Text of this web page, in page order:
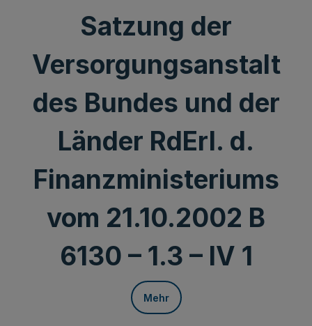
Satzung der
Versorgungsanstalt
des Bundes und der
Länder RdErl. d.
Finanzministeriums
vom 21.10.2002 B
6130 – 1.3 – IV 1
Mehr